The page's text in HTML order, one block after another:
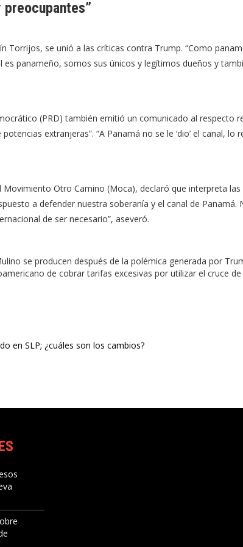
preocupantes”
Torrijos, se unió a las críticas contra Trump. “Como
panameño, somos sus únicos y legítimos dueños y
(PRD) también emitió un comunicado al respecto
extranjeras”. “A Panamá no se le ‘dio’ el canal,
Movimiento Otro Camino (Moca), declaró que interpreta
a defender nuestra soberanía y el canal de
de ser necesario”, aseveró.
se producen después de la polémica generada por
de cobrar tarifas excesivas por utilizar el cruce de
en SLP; ¿cuáles son los cambios?